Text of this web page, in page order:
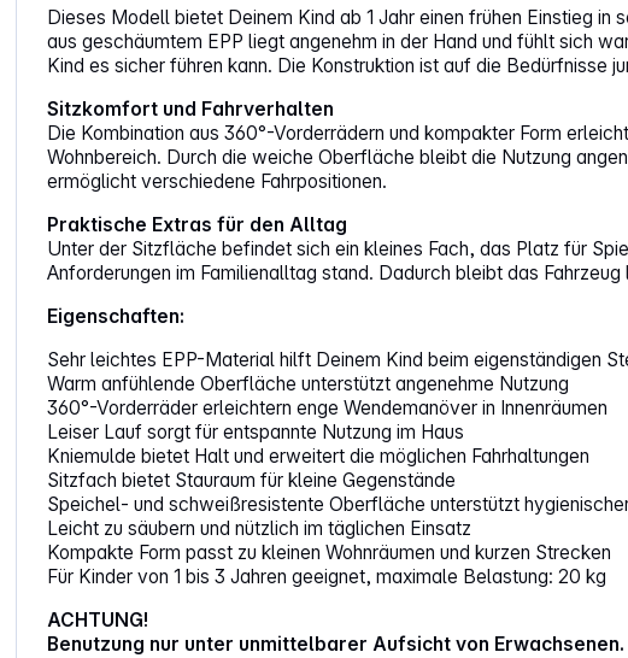
Dieses Modell bietet Deinem Kind ab 1 Jahr einen frühen Einstieg
aus geschäumtem EPP liegt angenehm in der Hand und fühlt sich
Kind es sicher führen kann. Die Konstruktion ist auf die Bedürfnisse
Sitzkomfort und Fahrverhalten
Die Kombination aus 360°-Vorderrädern und kompakter Form
Wohnbereich. Durch die weiche Oberfläche bleibt die Nutzung
ermöglicht verschiedene Fahrpositionen.
Praktische Extras für den Alltag
Unter der Sitzfläche befindet sich ein kleines Fach, das Platz für
Anforderungen im Familienalltag stand. Dadurch bleibt das
Eigenschaften:
Sehr leichtes EPP-Material hilft Deinem Kind beim eigenständigen
Warm anfühlende Oberfläche unterstützt angenehme Nutzung
360°-Vorderräder erleichtern enge Wendemanöver in Innenräumen
Leiser Lauf sorgt für entspannte Nutzung im Haus
Kniemulde bietet Halt und erweitert die möglichen Fahrhaltungen
Sitzfach bietet Stauraum für kleine Gegenstände
Speichel- und schweißresistente Oberfläche unterstützt
Leicht zu säubern und nützlich im täglichen Einsatz
Kompakte Form passt zu kleinen Wohnräumen und kurzen Strecken
Für Kinder von 1 bis 3 Jahren geeignet, maximale Belastung: 20 kg
ACHTUNG!
Benutzung nur unter unmittelbarer Aufsicht von Erwachsenen.